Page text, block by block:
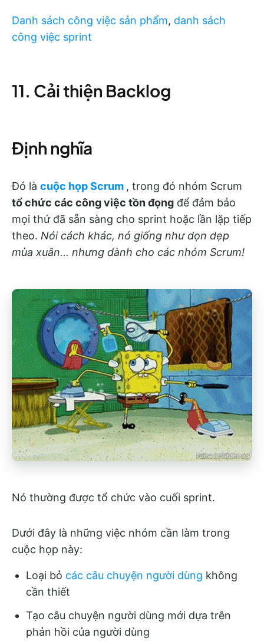
Danh sách công việc sản phẩm, danh sách
công việc sprint
11. Cải thiện Backlog
Định nghĩa
Đó là cuộc họp Scrum , trong đó nhóm Scrum
tổ chức các công việc tồn đọng để đảm bảo
mọi thứ đã sẵn sàng cho sprint hoặc lần lặp tiếp
theo. Nói cách khác, nó giống như dọn dẹp
mùa xuân... nhưng dành cho các nhóm Scrum!
Nó thường được tổ chức vào cuối sprint.
Dưới đây là những việc nhóm cần làm trong
cuộc họp này:
Loại bỏ các câu chuyện người dùng không
cần thiết
Tạo câu chuyện người dùng mới dựa trên
phản hồi của người dùng